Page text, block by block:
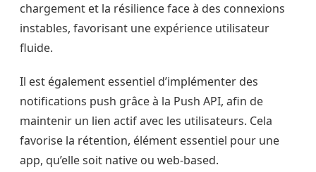
chargement et la résilience face à des connexions
instables, favorisant une expérience utilisateur
fluide.
Il est également essentiel d’implémenter des
notifications push grâce à la Push API, afin de
maintenir un lien actif avec les utilisateurs. Cela
favorise la rétention, élément essentiel pour une
app, qu’elle soit native ou web-based.